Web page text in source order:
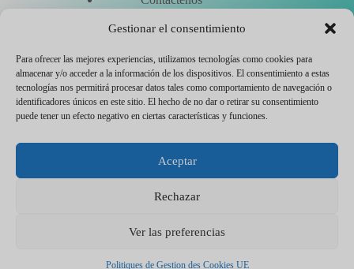
Gestionar el consentimiento
Para ofrecer las mejores experiencias, utilizamos tecnologías como cookies para
almacenar y/o acceder a la información de los dispositivos. El consentimiento a estas
tecnologías nos permitirá procesar datos tales como comportamiento de navegación o
identificadores únicos en este sitio. El hecho de no dar o retirar su consentimiento
puede tener un efecto negativo en ciertas características y funciones.
Aceptar
Rechazar
Ver las preferencias
Politiques de Gestion des Cookies UE
Conozca a nuestros expertos
Otros
Política de gestión de cookies
Contactar con el servicio técnico
Flyer entreprise
Alojamiento neutro en carbono 🌳